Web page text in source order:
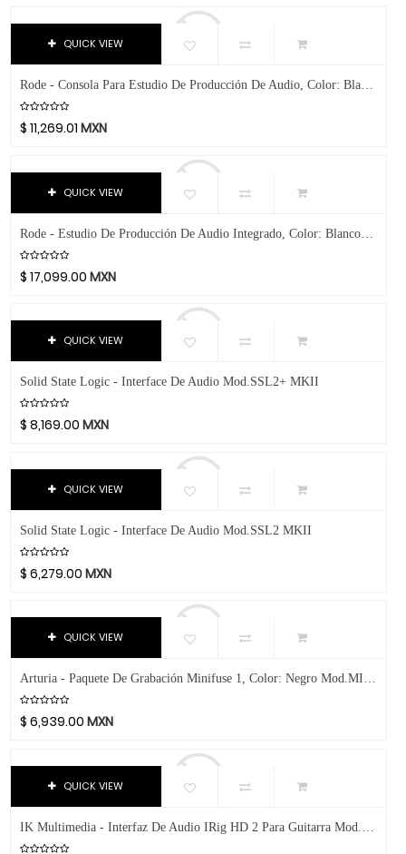
IOS
Pre-Amplificador
Thunderbolt
USB
Micrófonos
Monitores De Estudio
Pedales - Multiefectos
Tornamesas
Iluminación
Instrumentos Musicales
Libros Y Revistas
Software
Video
Bill Lawrence
Blessing
Blue
Boston Acoustics
Boundles Audio
C.B.I.
CAD
Caraya
Celestion
Cerwin-Vega
Champion
Chicago Blues
Co2Crea
Cocoon Innovations
Conn-Selmer
Coreelo
CPK
D'Addario
Dave Smith
Db Technologies
Dictum
Digitech
Dixon
DJTT
QUICK VIEW
Rode - Consola Para Estudio De Producción De Audio, Color: Blanco Mod.Rodecaster Duo W
$11,269.01 MXN
QUICK VIEW
$17,099.00 MXN
QUICK VIEW
Solid State Logic - Interface De Audio Mod.SSL2+ MKII
$8,169.00 MXN
QUICK VIEW
Solid State Logic - Interface De Audio Mod.SSL2 MKII
$6,279.00 MXN
QUICK VIEW
Arturia - Paquete De Grabación Minifuse 1, Color: Negro Mod.MINIFREPAB
$6,939.00 MXN
QUICK VIEW